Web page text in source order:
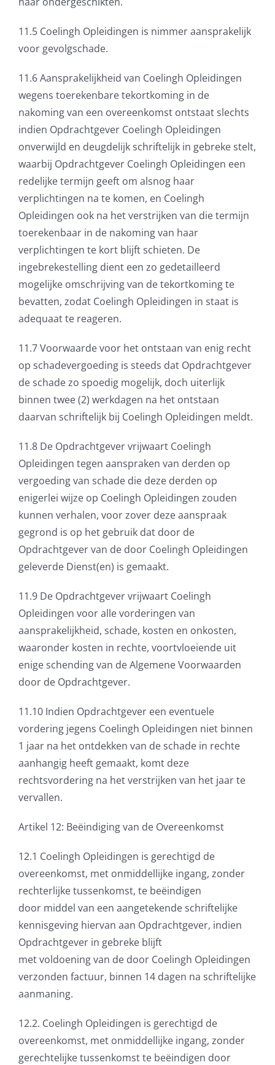
11.5 Coelingh Opleidingen is nimmer aansprakelijk
voor gevolgschade.
11.6 Aansprakelijkheid van Coelingh Opleidingen
wegens toerekenbare tekortkoming in de
nakoming van een overeenkomst ontstaat slechts
indien Opdrachtgever Coelingh Opleidingen
onverwijld en deugdelijk schriftelijk in gebreke stelt,
waarbij Opdrachtgever Coelingh Opleidingen een
redelijke termijn geeft om alsnog haar
verplichtingen na te komen, en Coelingh
Opleidingen ook na het verstrijken van die termijn
toerekenbaar in de nakoming van haar
verplichtingen te kort blijft schieten. De
ingebrekestelling dient een zo gedetailleerd
mogelijke omschrijving van de tekortkoming te
bevatten, zodat Coelingh Opleidingen in staat is
adequaat te reageren.
11.7 Voorwaarde voor het ontstaan van enig recht
op schadevergoeding is steeds dat Opdrachtgever
de schade zo spoedig mogelijk, doch uiterlijk
binnen twee (2) werkdagen na het ontstaan
daarvan schriftelijk bij Coelingh Opleidingen meldt.
11.8 De Opdrachtgever vrijwaart Coelingh
Opleidingen tegen aanspraken van derden op
vergoeding van schade die deze derden op
enigerlei wijze op Coelingh Opleidingen zouden
kunnen verhalen, voor zover deze aanspraak
gegrond is op het gebruik dat door de
Opdrachtgever van de door Coelingh Opleidingen
geleverde Dienst(en) is gemaakt.
11.9 De Opdrachtgever vrijwaart Coelingh
Opleidingen voor alle vorderingen van
aansprakelijkheid, schade, kosten en onkosten,
waaronder kosten in rechte, voortvloeiende uit
enige schending van de Algemene Voorwaarden
door de Opdrachtgever.
11.10 Indien Opdrachtgever een eventuele
vordering jegens Coelingh Opleidingen niet binnen
1 jaar na het ontdekken van de schade in rechte
aanhangig heeft gemaakt, komt deze
rechtsvordering na het verstrijken van het jaar te
vervallen.
Artikel 12: Beëindiging van de Overeenkomst
12.1 Coelingh Opleidingen is gerechtigd de
overeenkomst, met onmiddellijke ingang, zonder
rechterlijke tussenkomst, te beëindigen
door middel van een aangetekende schriftelijke
kennisgeving hiervan aan Opdrachtgever, indien
Opdrachtgever in gebreke blijft
met voldoening van de door Coelingh Opleidingen
verzonden factuur, binnen 14 dagen na schriftelijke
aanmaning.
12.2. Coelingh Opleidingen is gerechtigd de
overeenkomst, met onmiddellijke ingang, zonder
gerechtelijke tussenkomst te beëindigen door